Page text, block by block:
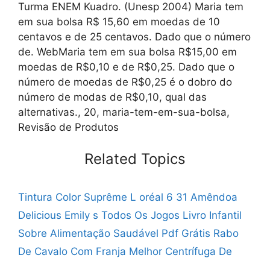
Turma ENEM Kuadro. (Unesp 2004) Maria tem
em sua bolsa R$ 15,60 em moedas de 10
centavos e de 25 centavos. Dado que o número
de. WebMaria tem em sua bolsa R$15,00 em
moedas de R$0,10 e de R$0,25. Dado que o
número de moedas de R$0,25 é o dobro do
número de modas de R$0,10, qual das
alternativas., 20, maria-tem-em-sua-bolsa,
Revisão de Produtos
Related Topics
Tintura Color Suprême L oréal 6 31 Amêndoa
Delicious Emily s Todos Os Jogos Livro Infantil
Sobre Alimentação Saudável Pdf Grátis Rabo
De Cavalo Com Franja Melhor Centrífuga De